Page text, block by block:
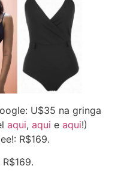
U$35 na gringa
aqui, aqui e aqui!)
R$169.